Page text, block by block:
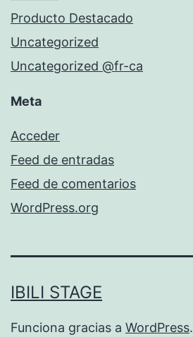
Producto Destacado
Uncategorized
Uncategorized @fr-ca
Meta
Acceder
Feed de entradas
Feed de comentarios
WordPress.org
IBILI STAGE
Funciona gracias a WordPress.